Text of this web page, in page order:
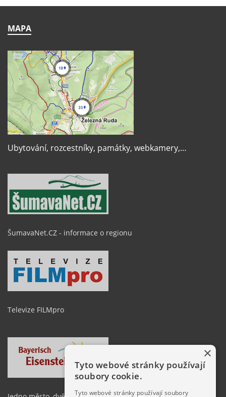
MAPA
Ubytování, rozcestníky, památky, webkamery,…
ŠumavaNet.CZ - informace o regionu
Televize FILMpro
×
Tyto webové stránky používají
soubory cookie.
Tyto webové stránky používají soubory